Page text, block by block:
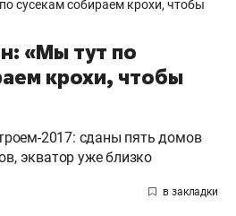
«Мы тут по
крохи, чтобы
2017: сданы пять домов
экватор уже близко